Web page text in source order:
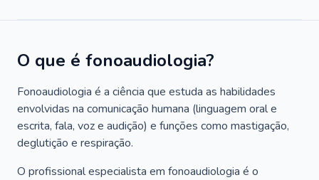
O que é fonoaudiologia?
Fonoaudiologia é a ciência que estuda as habilidades
envolvidas na comunicação humana (linguagem oral e
escrita, fala, voz e audição) e funções como mastigação,
deglutição e respiração.
O profissional especialista em fonoaudiologia é o